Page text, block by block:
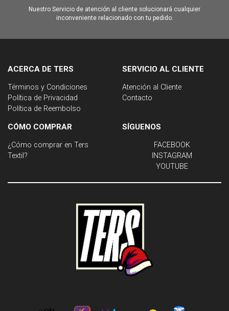
Nuestro Servicio de atención al cliente solucionará cualquier
inconveniente relacionado con tu pedido.
ACERCA DE TERS
Términos y Condiciones
Política de Privacidad
Política de Reembolso
SERVICIO AL CLIENTE
Atención al Cliente
Contacto
CÓMO COMPRAR
¿Cómo comprar en Ters
Textil?
SÍGUENOS
FACEBOOK
INSTAGRAM
YOUTUBE